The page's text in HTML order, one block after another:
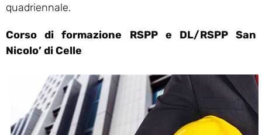
quadriennale.
Corso di formazione RSPP e DL/RSPP San
Nicolo’ di Celle